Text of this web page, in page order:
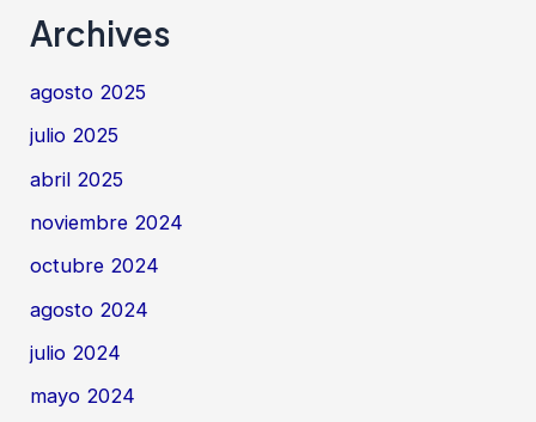
Archives
agosto 2025
julio 2025
abril 2025
noviembre 2024
octubre 2024
agosto 2024
julio 2024
mayo 2024